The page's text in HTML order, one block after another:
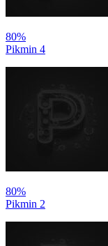
80%
Pikmin 4
80%
Pikmin 2